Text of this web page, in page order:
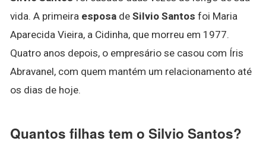
vida. A primeira esposa de Silvio Santos foi Maria
Aparecida Vieira, a Cidinha, que morreu em 1977.
Quatro anos depois, o empresário se casou com Íris
Abravanel, com quem mantém um relacionamento até
os dias de hoje.
Quantos filhas tem o Silvio Santos?